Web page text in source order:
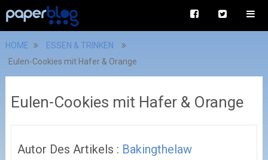
HOME
ESSEN & TRINKEN
Eulen-Cookies mit Hafer & Orange
Eulen-Cookies mit Hafer & Orange
Autor Des Artikels : Bakingthelaw